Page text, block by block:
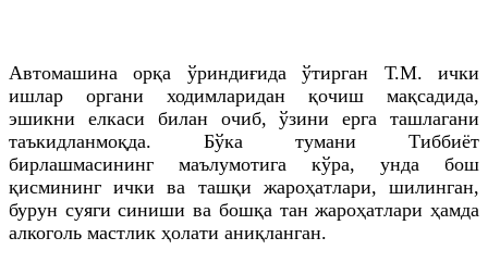
Автомашина орқа ўриндиғида ўтирган Т.М. ички
ишлар органи ходимларидан қочиш мақсадида,
эшикни елкаси билан очиб, ўзини ерга ташлагани
таъкидланмоқда. Бўка тумани Тиббиёт
бирлашмасининг маълумотига кўра, унда бош
қисмининг ички ва ташқи жароҳатлари, шилинган,
бурун суяги синиши ва бошқа тан жароҳатлари ҳамда
алкоголь мастлик ҳолати аниқланган.